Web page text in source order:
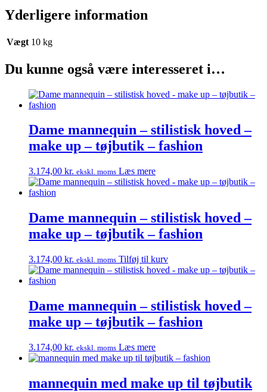
–
tøjbutik
fashion
Yderligere information
Vægt 10 kg
Du kunne også være interesseret i…
Dame mannequin – stilistisk hoved –
make up – tøjbutik – fashion
3.174,00 kr. ekskl. moms Læs mere
Dame mannequin – stilistisk hoved –
make up – tøjbutik – fashion
3.174,00 kr. ekskl. moms Tilføj til kurv
Dame mannequin – stilistisk hoved –
make up – tøjbutik – fashion
3.174,00 kr. ekskl. moms Læs mere
mannequin med make up til tøjbutik